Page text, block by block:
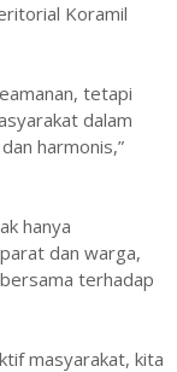
Koramil
tetapi
dalam
harmonis,”
hanya
dan warga,
terhadap
masyarakat, kita